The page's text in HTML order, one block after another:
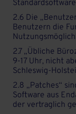
2.6 Die
Benutzern die
2.7 „Übliche
9-17 Uhr, nicht
Schleswig-
2.8 „Patches“
Software aus
der vertraglich